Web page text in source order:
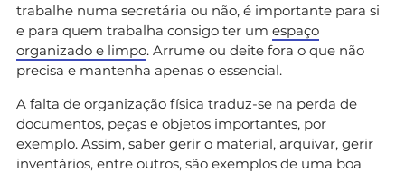
trabalhe numa secretária ou não, é importante para si
e para quem trabalha consigo ter um espaço
organizado e limpo. Arrume ou deite fora o que não
precisa e mantenha apenas o essencial.
A falta de organização física traduz-se na perda de
documentos, peças e objetos importantes, por
exemplo. Assim, saber gerir o material, arquivar, gerir
inventários, entre outros, são exemplos de uma boa